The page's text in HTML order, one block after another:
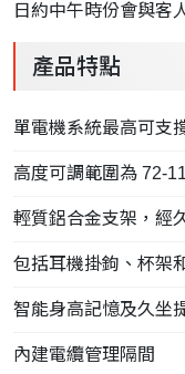
日約中午時份會與客
產品特點
單電機系統最高可支
高度可調範圍為 72-
輕質鋁合金支架，經
包括耳機掛鉤、杯架
智能身高記憶及久坐
內建電纜管理隔間